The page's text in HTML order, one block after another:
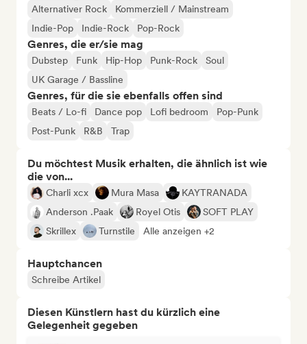
Alternativer Rock
Kommerziell / Mainstream
Indie-Pop
Indie-Rock Pop-Rock
Genres, die er/sie mag
Dubstep Funk Hip-Hop Punk-Rock
Soul
UK Garage / Bassline
Genres, für die sie ebenfalls offen sind
Beats / Lo-fi Dance pop Lofi bedroom
Pop-Punk
Post-Punk
R&B Trap
Du möchtest Musik erhalten, die ähnlich ist wie
die von...
Charli xcx Mura Masa
KAYTRANADA
Anderson .Paak
Royel Otis
SOFT PLAY
Skrillex
Turnstile Alle anzeigen +2
Hauptchancen
Schreibe Artikel
Diesen Künstlern hast du kürzlich eine
Gelegenheit gegeben